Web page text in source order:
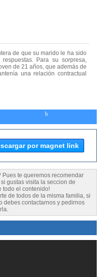
de que su marido le ha sido
Para su sorpresa,
de 21 años, que además de
una relación contractual
por magnet link
Pues te queremos recomendar
si gustas visita la seccion de
todo el contenido!
de todos de la misma familia, si
debes contactarnos y pedirnos